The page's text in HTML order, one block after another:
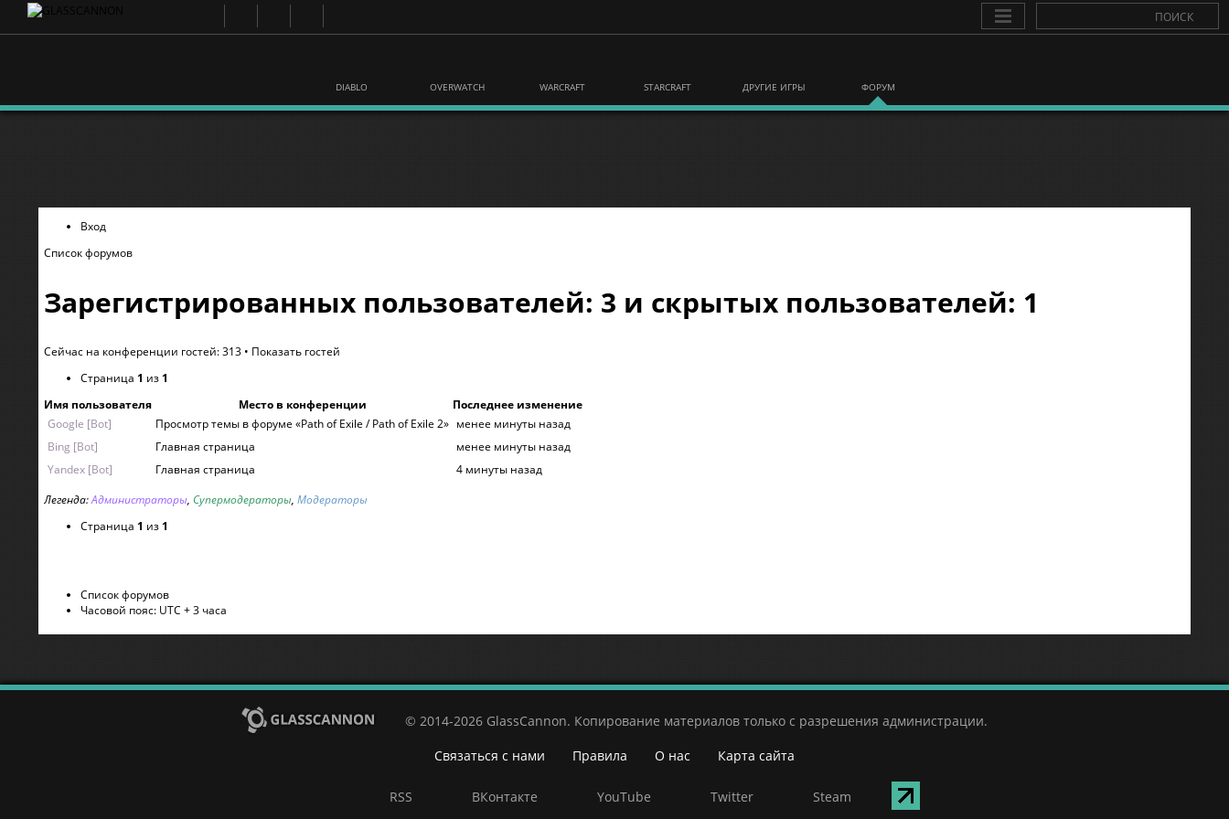
DIABLO OVERWATCH WARCRAFT STARCRAFT ДРУГИЕ ИГРЫ ФОРУМ
Вход
Список форумов
Зарегистрированных пользователей: 3 и скрытых пользователей: 1
Сейчас на конференции гостей: 313 • Показать гостей
Страница 1 из 1
Имя пользователя
Место в конференции
Последнее изменение
Google [Bot]
Просмотр темы в форуме «Path of Exile / Path of Exile 2» менее минуты назад
Bing [Bot]
Главная страница
менее минуты назад
Yandex [Bot]
Главная страница
4 минуты назад
Легенда:Администраторы, Супермодераторы, Модераторы
Страница 1 из 1
Список форумов
Часовой пояс: UTC + 3 часа
© 2014-2026 GlassCannon. Копирование материалов только с разрешения администрации.
Связаться с нами
Правила О нас Карта сайта
RSS ВКонтакте YouTube Twitter Steam